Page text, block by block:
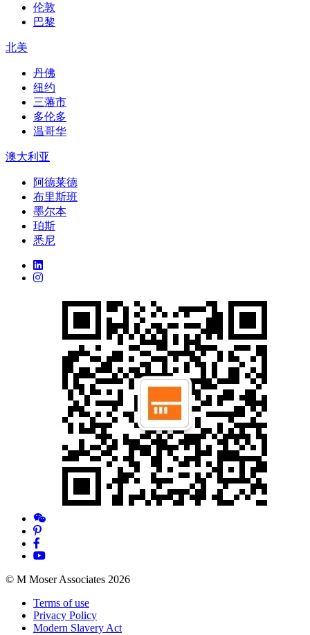
伦敦
巴黎
北美
丹佛
纽约
三藩市
多伦多
温哥华
澳大利亚
阿德莱德
布里斯班
墨尔本
珀斯
悉尼
© M Moser Associates 2026
Terms of use
Privacy Policy
Modern Slavery Act